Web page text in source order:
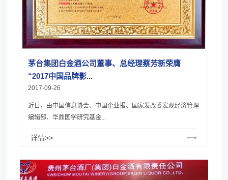
茅台集团白金酒公司董事、总经理蔡芳新荣膺
“2017中国品牌影...
2017-09-26
近日，由中国信息协会、中国企业报、国家发改委宏观经济管理
编辑部、华鼎国学研究基金...
详情>>